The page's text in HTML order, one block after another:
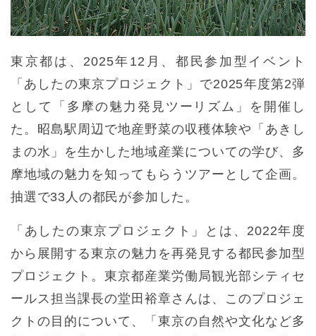
東京都は、2025年12月、都民参加型イベント
「あしたの東京プロジェクト」で2025年度第2弾
として「多摩の魅力発見ツーリズム」を開催し
た。昭島駅周辺で地産野菜の収穫体験や「あきし
まの水」を生かした地域産業についての学び、多
摩地域の魅力を知ってもらうツアーとして企画。
抽選で33人の都民が参加した。
「あしたの東京プロジェクト」とは、2022年度
から展開する東京の魅力を再発見する都民参加型
プロジェクト。東京都産業労働局観光部シティセ
ールス担当課長の堂田裕章さんは、このプロジェ
クトの目的について、「東京の自然や文化など多